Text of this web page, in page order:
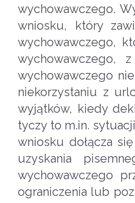
wychowawczego.
wniosku, który
wychowawczego,
wychowawczego,
wychowawczego
niekorzystaniu z
wyjątków, kiedy
tyczy to m.in.
wniosku dołącza
uzyskania
wychowawczego
ograniczenia lub